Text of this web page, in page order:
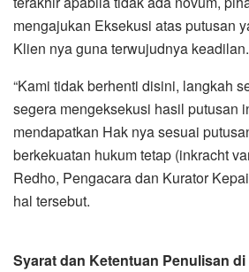
mengajukan Eksekusi atas putusan
Klien nya guna terwujudnya keadilan.
“Kami tidak berhenti disini, langkah
segera mengeksekusi hasil putusan
mendapatkan Hak nya sesuai
berkekuatan hukum tetap (inkracht
Redho, Pengacara dan Kurator
hal tersebut.
Syarat dan Ketentuan Penulisan